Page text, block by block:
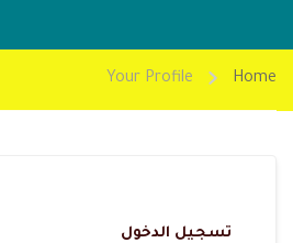
Home
Your Profile
تسجيل الدخول